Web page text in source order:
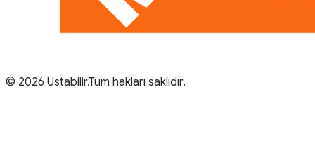
© 2026 Ustabilir.Tüm hakları saklıdır.